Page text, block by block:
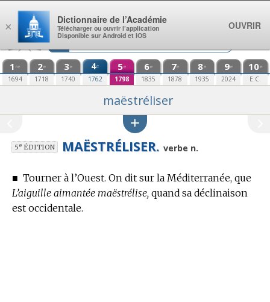
Aller au contenu
1 re
1694
2e
1718
3e
1740
4e
1762
5e
1798
6e
1835
7e
1878
8e
1935
9e
2024
10e
E.C.
maëstréliser
5eÉDITION MAËSTRÉLISER. verbe n.
■ Tourner à l’Ouest. On dit sur la Méditerranée, que
L’aiguille aimantée maëstrélise, quand sa déclinaison
est occidentale.
×
Dictionnaire de l’Académie
Télécharger ou ouvrir l’application
Disponible sur Android et iOS
OUVRIR